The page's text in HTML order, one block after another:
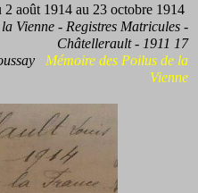
août 1914 au 23 octobre 1914
Vienne - Registres Matricules -
Châtellerault - 1911 17
Mémoire des Poilus de la
Vienne